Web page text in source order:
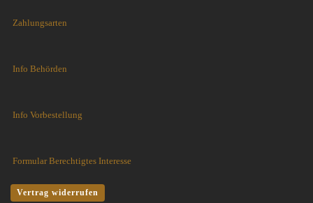
Zahlungsarten
Info Behörden
Info Vorbestellung
Formular Berechtigtes Interesse
Vertrag widerrufen